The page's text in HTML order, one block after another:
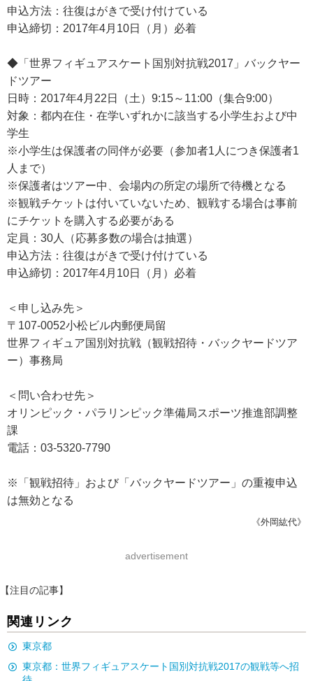
申込方法：往復はがきで受け付けている
申込締切：2017年4月10日（月）必着
◆「世界フィギュアスケート国別対抗戦2017」バックヤー
ドツアー
日時：2017年4月22日（土）9:15～11:00（集合9:00）
対象：都内在住・在学いずれかに該当する小学生および中
学生
※小学生は保護者の同伴が必要（参加者1人につき保護者1
人まで）
※保護者はツアー中、会場内の所定の場所で待機となる
※観戦チケットは付いていないため、観戦する場合は事前
にチケットを購入する必要がある
定員：30人（応募多数の場合は抽選）
申込方法：往復はがきで受け付けている
申込締切：2017年4月10日（月）必着
＜申し込み先＞
〒107-0052小松ビル内郵便局留
世界フィギュア国別対抗戦（観戦招待・バックヤードツア
ー）事務局
＜問い合わせ先＞
オリンピック・パラリンピック準備局スポーツ推進部調整
課
電話：03-5320-7790
※「観戦招待」および「バックヤードツアー」の重複申込
は無効となる
《外岡紘代》
advertisement
【注目の記事】
関連リンク
東京都
東京都：世界フィギュアスケート国別対抗戦2017の観戦等へ招